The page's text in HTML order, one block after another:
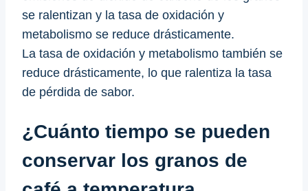
se ralentizan y la tasa de oxidación y
metabolismo se reduce drásticamente.
La tasa de oxidación y metabolismo también se
reduce drásticamente, lo que ralentiza la tasa
de pérdida de sabor.
¿Cuánto tiempo se pueden
conservar los granos de